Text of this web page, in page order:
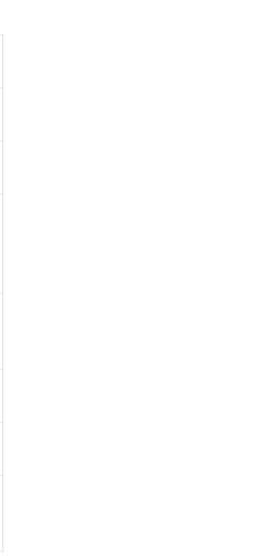
商品もあることをご了承ください。
の社内データに基づき作成されるも
なる場合があることをご了承くださ
様担当のオムロン制御機器販売店・
洩または開示しないようお願いしま
いて、当社および当社の共同利用者
な範囲で利用することをご了承くだ
です。
た場合などやむを得ず変更すること
ジフェニルエーテル類(PBDE) 1000ppm以下、
ンジル（BBP） 1000ppm以下、フタル酸ジブチ
います。
。
します。
示します。
化ジフェニルエーテル類) : 1000ppm、
タル酸ブチルベンジル) : 1000ppm、
ます。
に深刻な影響を及ぼさない年数を意
輸出されないよう必要な手段を講じ
はその他武器並びにこれらの製造装
の内容を当該第三者に通知します。
おそれがある場合は、取り引きをい
たはお客様担当のオムロン制御